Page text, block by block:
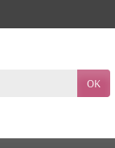
OK